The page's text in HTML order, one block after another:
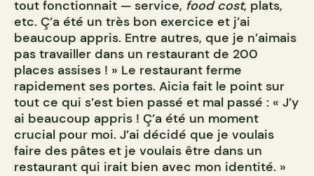
tout fonctionnait — service, food cost, plats,
etc. Ç’a été un très bon exercice et j’ai
beaucoup appris. Entre autres, que je n’aimais
pas travailler dans un restaurant de 200
places assises ! » Le restaurant ferme
rapidement ses portes. Aicia fait le point sur
tout ce qui s’est bien passé et mal passé : « J’y
ai beaucoup appris ! Ç’a été un moment
crucial pour moi. J’ai décidé que je voulais
faire des pâtes et je voulais être dans un
restaurant qui irait bien avec mon identité. »